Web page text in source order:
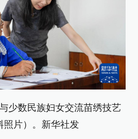
少数民族妇女交流苗绣技艺
照片）。新华社发